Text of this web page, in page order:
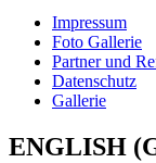
Impressum
Foto Gallerie
Partner und
Datenschutz
Gallerie
ENGLISH